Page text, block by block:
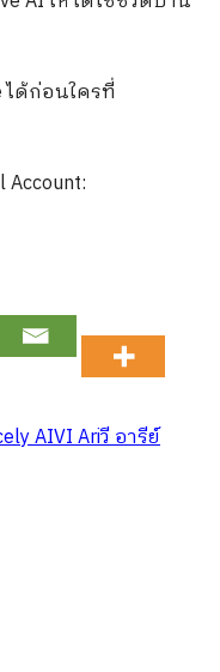
ได้ก่อนใครที่
AIVI Ariวี อารีย์